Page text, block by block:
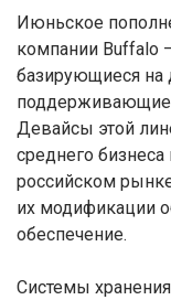
Июньское
компании Buffalo
базирующиеся на
поддерживающие
Девайсы этой
среднего
российском
их модификации
обеспечение.
Системы